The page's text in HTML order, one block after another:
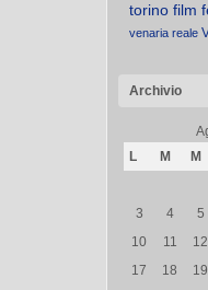
torino film
venaria reale
Archivio
L
M M
3
4 5
10
11 12
17
18 19